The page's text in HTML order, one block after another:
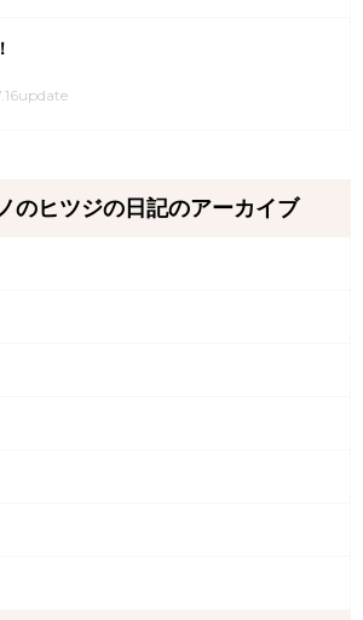
のヒツジの日記のアーカイブ